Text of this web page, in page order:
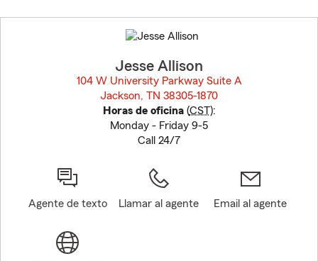
to
before
Jesse Allison
104 W University Parkway Suite A
Jackson, TN 38305-1870
Horas de oficina(CST):
Monday - Friday 9-5
Call 24/7
Agente de texto Llamar al agente Email al agente